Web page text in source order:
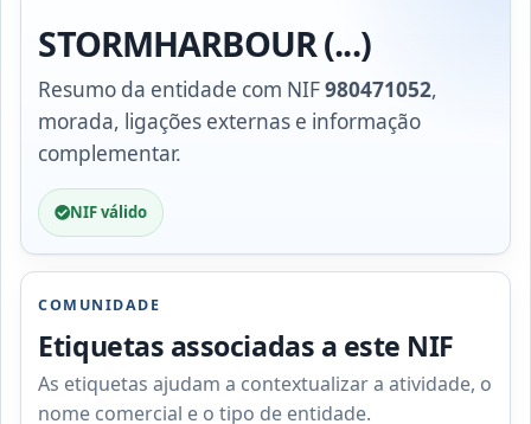
STORMHARBOUR (...)
Resumo da entidade com NIF980471052,
morada, ligações externas e informação
complementar.
NIF válido
COMUNIDADE
Etiquetas associadas a este NIF
As etiquetas ajudam a contextualizar a atividade, o
nome comercial e o tipo de entidade.